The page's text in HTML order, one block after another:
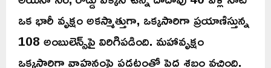
ఒక భారీ వృక్షం అకస్మాత్తుగా, ఒక్కసారిగా ప్రయాణిస్తున్న
108 అంబులెన్స్‌పై విరిగిపడింది. మహావృక్షం
ఒక్కసారిగా వాహనంపై పడటంతో పెద్ద శబ్దం వచ్చింది.